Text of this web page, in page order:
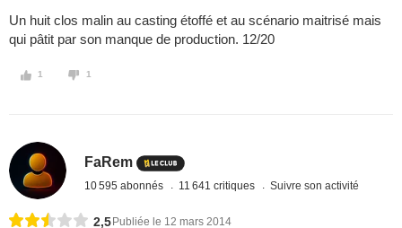
Un huit clos malin au casting étoffé et au scénario maitrisé mais
qui pâtit par son manque de production. 12/20
1 1
FaRem
10 595 abonnés 11 641 critiques Suivre son activité
2,5 Publiée le 12 mars 2014